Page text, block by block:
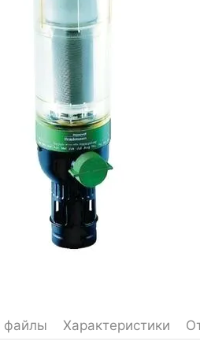
файлы Характеристики